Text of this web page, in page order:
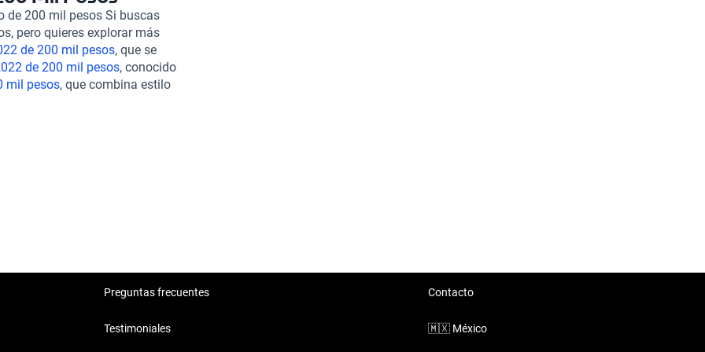
en cada viaje. En Kavak,
una rigurosa inspección en
Nuestra experiencia
flexibles y planes de
y la opción de contratar una
del mismo rango de
de 200 mil pesos Si buscas
pero quieres explorar más
de 200 mil pesos, que se
de 200 mil pesos, conocido
mil pesos, que combina estilo
Acura RDX 2022, dándote
Preguntas frecuentes
Testimoniales
Contacto
🇲🇽 México